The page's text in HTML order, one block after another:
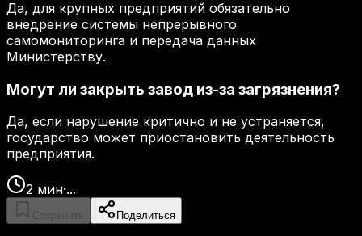
Да, для крупных предприятий обязательно
внедрение системы непрерывного
самомониторинга и передача данных
Министерству.
Могут ли закрыть завод из-за загрязнения?
Да, если нарушение критично и не устраняется,
государство может приостановить деятельность
предприятия.
2 мин·...
Сохранить Поделиться